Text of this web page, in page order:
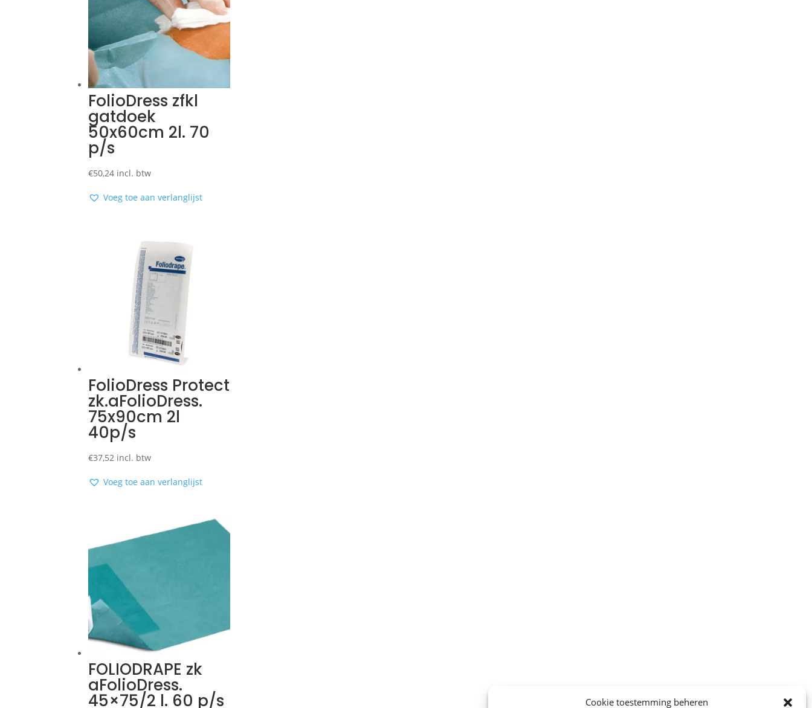
Cookie toestemming beheren
FolioDress zfkl
gatdoek
50x60cm 2l. 70
p/s
€50,24 incl. btw
Voeg toe aan verlanglijst
FolioDress Protect
zk.aFolioDress.
75x90cm 2l
40p/s
€37,52 incl. btw
Voeg toe aan verlanglijst
FOLIODRAPE zk
aFolioDress.
45×75/2 l. 60 p/s